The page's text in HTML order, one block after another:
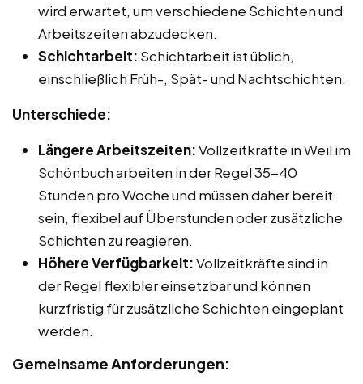
wird erwartet, um verschiedene Schichten und
Arbeitszeiten abzudecken.
Schichtarbeit: Schichtarbeit ist üblich,
einschließlich Früh-, Spät- und Nachtschichten.
Unterschiede:
Längere Arbeitszeiten:Vollzeitkräfte in Weil im
Schönbuch arbeiten in der Regel 35-40
Stunden pro Woche und müssen daher bereit
sein, flexibel auf Überstunden oder zusätzliche
Schichten zu reagieren.
Höhere Verfügbarkeit:Vollzeitkräfte sind in
der Regel flexibler einsetzbar und können
kurzfristig für zusätzliche Schichten eingeplant
werden.
Gemeinsame Anforderungen: